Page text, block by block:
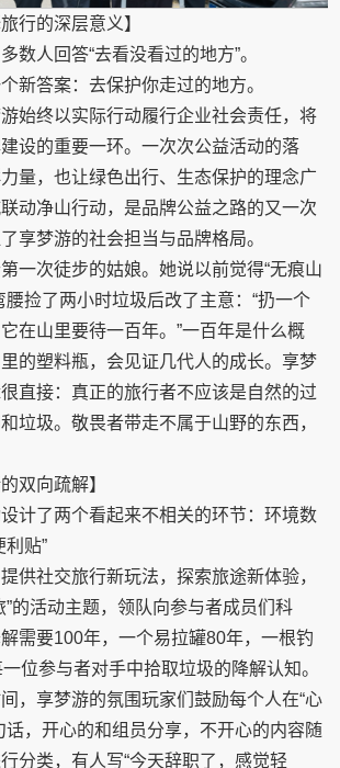
行的深层意义】
数人回答“去看没看过的地方”。
新答案：去保护你走过的地方。
始终以实际行动履行企业社会责任，将
设的重要一环。一次次公益活动的落
量，也让绿色出行、生态保护的理念广
动净山行动，是品牌公益之路的又一次
享梦游的社会担当与品牌格局。
一次徒步的姑娘。她说以前觉得“无痕山
腰捡了两小时垃圾后改了主意：“扔一个
在山里要待一百年。”一百年是什么概
的塑料瓶，会见证几代人的成长。享梦
直接：真正的旅行者不应该是自然的过
垃圾。敬畏者带走不属于山野的东西，
双向疏解】
计了两个看起来不相关的环节：环境数
利贴”
供社交旅行新玩法，探索旅途新体验，
”的活动主题，领队向参与者成员们科
需要100年，一个易拉罐80年，一根钓
位参与者对手中拾取垃圾的降解认知。
，享梦游的氛围玩家们鼓励每个人在“心
话，开心的和组员分享，不开心的内容随
分类，有人写“今天辞职了，感觉轻